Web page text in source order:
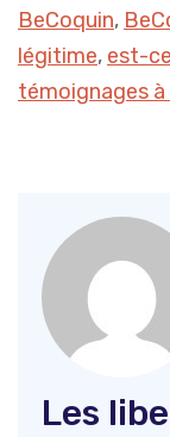
BeCoquin,
légitime, est-
témoignages
Les